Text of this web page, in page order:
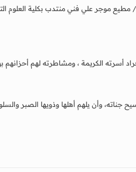
موجر علي فني منتدب بكلية العلوم
الكريمة ، ومشاطرته لهم أحزانهم
وأن يلهم أهلها وذويها الصبر